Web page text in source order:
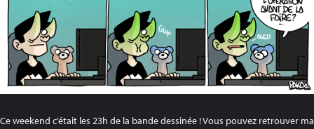
Ce weekend c’était les 23h de la bande dessinée ! Vous pouvez retrouver ma